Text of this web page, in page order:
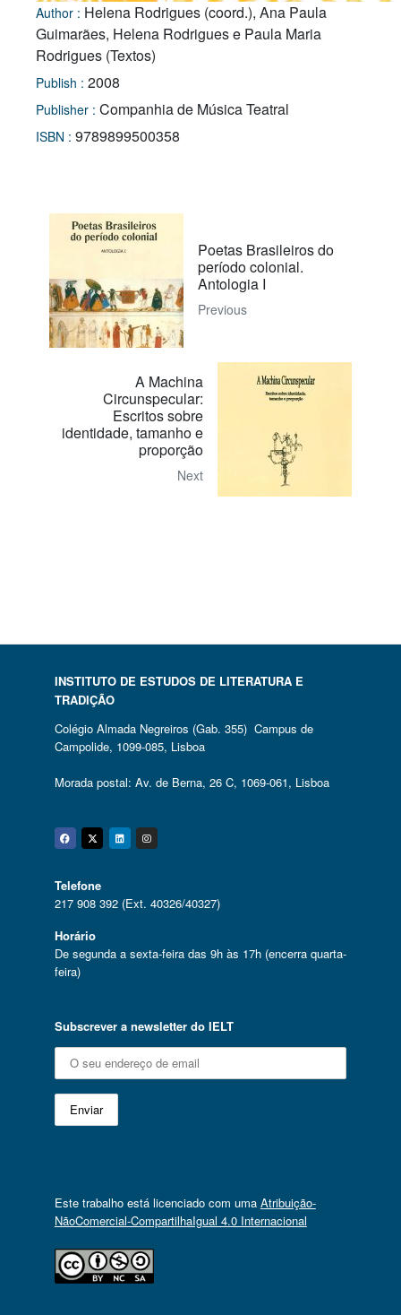
Author : Helena Rodrigues (coord.), Ana Paula
Guimarães, Helena Rodrigues e Paula Maria
Rodrigues (Textos)
Publish : 2008
Publisher : Companhia de Música Teatral
ISBN : 9789899500358
Poetas Brasileiros do
período colonial.
Antologia I
Previous
A Machina
Circunspecular:
Escritos sobre
identidade, tamanho e
proporção
Next
INSTITUTO DE ESTUDOS DE LITERATURA E
TRADIÇÃO
Colégio Almada Negreiros (Gab. 355) Campus de
Campolide, 1099-085, Lisboa
Morada postal: Av. de Berna, 26 C, 1069-061, Lisboa
Facebook
Twitter
Linkedin
Instagram
Telefone
217 908 392 (Ext. 40326/40327)
Horário
De segunda a sexta-feira das 9h às 17h (encerra quarta-
feira)
Subscrever a newsletter do IELT
Este trabalho está licenciado com uma Atribuição-
NãoComercial-CompartilhaIgual 4.0 Internacional